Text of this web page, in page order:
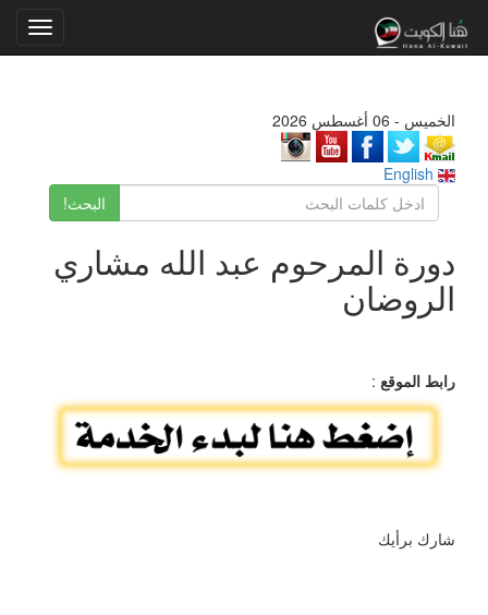
الخميس - 06 أغسطس 2026
البحث!
دورة المرحوم عبد الله مشاري
الروضان
رابط الموقع :
شارك برأيك